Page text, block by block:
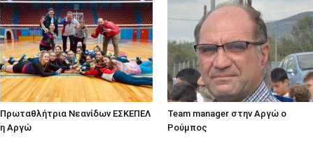
Πρωταθλήτρια Νεανίδων ΕΣΚΕΠΕΛ
η Αργώ
Team manager στην Αργώ ο
Ρούμπος